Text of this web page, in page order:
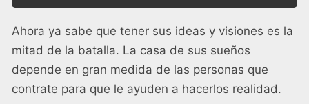
Ahora ya sabe que tener sus ideas y visiones es la
mitad de la batalla. La casa de sus sueños
depende en gran medida de las personas que
contrate para que le ayuden a hacerlos realidad.